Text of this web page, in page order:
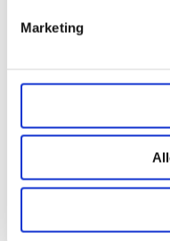
Marketing